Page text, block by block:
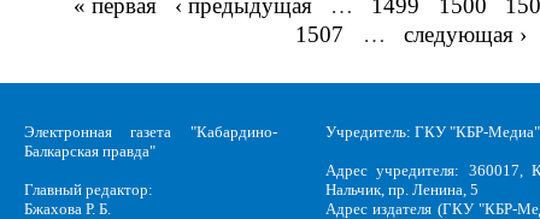
Страницы
« первая ‹ предыдущая … 1499 1500
1507
… следующая ›
Электронная газета "Кабардино-
Балкарская правда"
Главный редактор:
Бжахова Р. Б.
Учредитель: ГКУ "КБР-Медиа"
Адрес учредителя: 360017,
Нальчик, пр. Ленина, 5
Адрес издателя (ГКУ "КБР-